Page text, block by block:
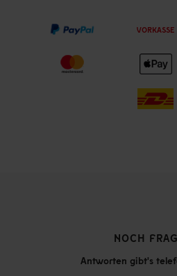
VORKASSE
NOCH
Antworten gibt's